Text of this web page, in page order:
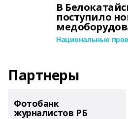
В
поступило
Национальные
Партнеры
Фотобанк
журналистов РБ